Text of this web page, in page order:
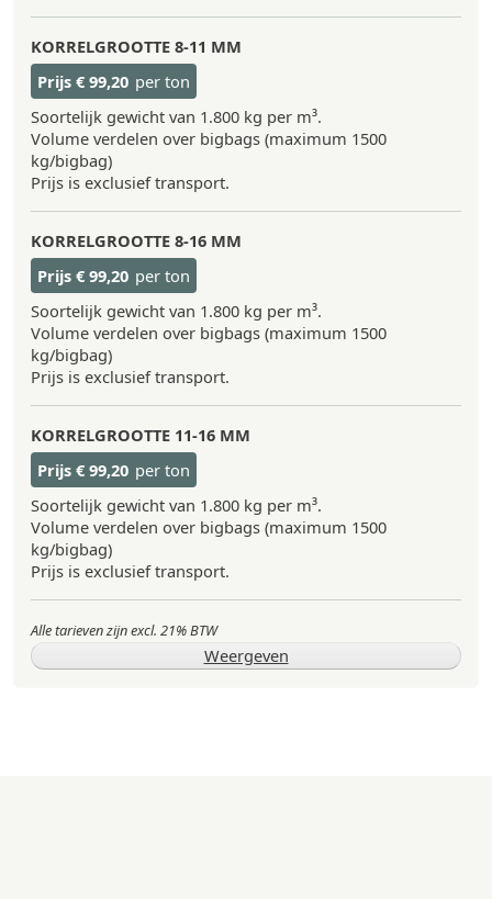
KORRELGROOTTE 8-11 MM
Prijs € 99,20 per ton
Soortelijk gewicht van 1.800 kg per m³.
Volume verdelen over bigbags (maximum 1500
kg/bigbag)
Prijs is exclusief transport.
KORRELGROOTTE 8-16 MM
Prijs € 99,20 per ton
Soortelijk gewicht van 1.800 kg per m³.
Volume verdelen over bigbags (maximum 1500
kg/bigbag)
Prijs is exclusief transport.
KORRELGROOTTE 11-16 MM
Prijs € 99,20 per ton
Soortelijk gewicht van 1.800 kg per m³.
Volume verdelen over bigbags (maximum 1500
kg/bigbag)
Prijs is exclusief transport.
Alle tarieven zijn excl. 21% BTW
Weergeven